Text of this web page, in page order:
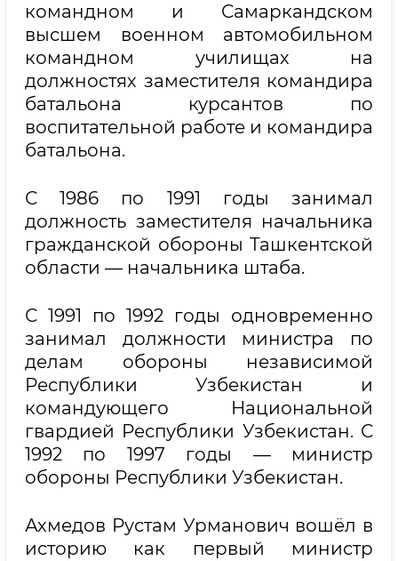
командном и Самаркандском
высшем военном автомобильном
командном училищах на
должностях заместителя командира
батальона курсантов по
воспитательной работе и командира
батальона.
С 1986 по 1991 годы занимал
должность заместителя начальника
гражданской обороны Ташкентской
области — начальника штаба.
С 1991 по 1992 годы одновременно
занимал должности министра по
делам обороны независимой
Республики Узбекистан и
командующего Национальной
гвардией Республики Узбекистан. С
1992 по 1997 годы — министр
обороны Республики Узбекистан.
Ахмедов Рустам Урманович вошёл в
историю как первый министр